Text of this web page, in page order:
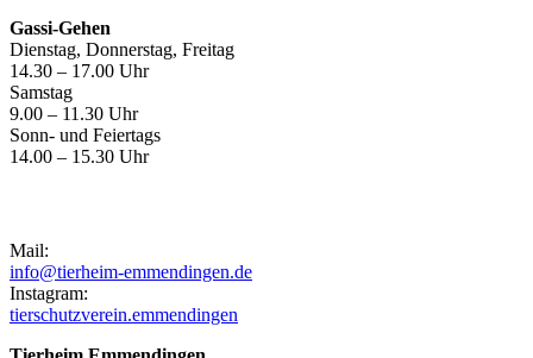
Gassi-Gehen
Dienstag, Donnerstag, Freitag
14.30 – 17.00 Uhr
Samstag
9.00 – 11.30 Uhr
Sonn- und Feiertags
14.00 – 15.30 Uhr
Mail:
info@tierheim-emmendingen.de
Instagram:
tierschutzverein.emmendingen